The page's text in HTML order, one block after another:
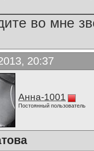
во мне
20:37
Анна-1001
Постоянный пользователь